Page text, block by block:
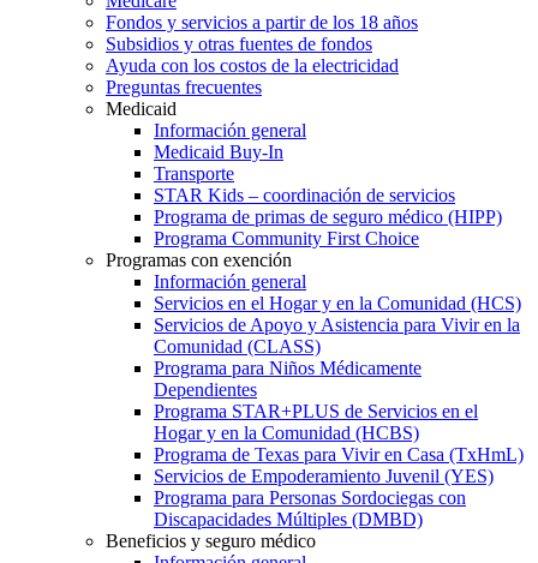
Fondos y servicios a partir de los 18 años
Subsidios y otras fuentes de fondos
Ayuda con los costos de la electricidad
Preguntas frecuentes
Medicaid
Información general
Medicaid Buy-In
Transporte
STAR Kids – coordinación de servicios
Programa de primas de seguro médico (HIPP)
Programa Community First Choice
Programas con exención
Información general
Servicios en el Hogar y en la Comunidad (HCS)
Servicios de Apoyo y Asistencia para Vivir en la
Comunidad (CLASS)
Programa para Niños Médicamente
Dependientes
Programa STAR+PLUS de Servicios en el
Hogar y en la Comunidad (HCBS)
Programa de Texas para Vivir en Casa (TxHmL)
Servicios de Empoderamiento Juvenil (YES)
Programa para Personas Sordociegas con
Discapacidades Múltiples (DMBD)
Beneficios y seguro médico